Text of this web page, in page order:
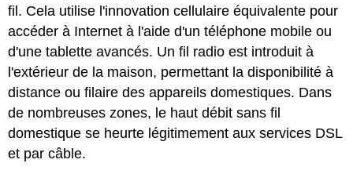
fil. Cela utilise l'innovation cellulaire équivalente pour
accéder à Internet à l'aide d'un téléphone mobile ou
d'une tablette avancés. Un fil radio est introduit à
l'extérieur de la maison, permettant la disponibilité à
distance ou filaire des appareils domestiques. Dans
de nombreuses zones, le haut débit sans fil
domestique se heurte légitimement aux services DSL
et par câble.